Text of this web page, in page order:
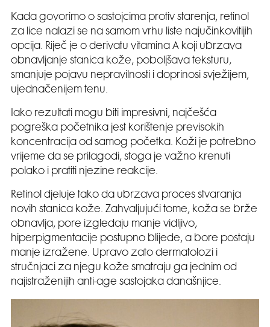
Kada govorimo o sastojcima protiv starenja, retinol
za lice nalazi se na samom vrhu liste najučinkovitijih
opcija. Riječ je o derivatu vitamina A koji ubrzava
obnavljanje stanica kože, poboljšava teksturu,
smanjuje pojavu nepravilnosti i doprinosi svježijem,
ujednačenijem tenu.
Iako rezultati mogu biti impresivni, najčešća
pogreška početnika jest korištenje previsokih
koncentracija od samog početka. Koži je potrebno
vrijeme da se prilagodi, stoga je važno krenuti
polako i pratiti njezine reakcije.
Retinol djeluje tako da ubrzava proces stvaranja
novih stanica kože. Zahvaljujući tome, koža se brže
obnavlja, pore izgledaju manje vidljivo,
hiperpigmentacije postupno blijede, a bore postaju
manje izražene. Upravo zato dermatolozi i
stručnjaci za njegu kože smatraju ga jednim od
najistraženijih anti-age sastojaka današnjice.